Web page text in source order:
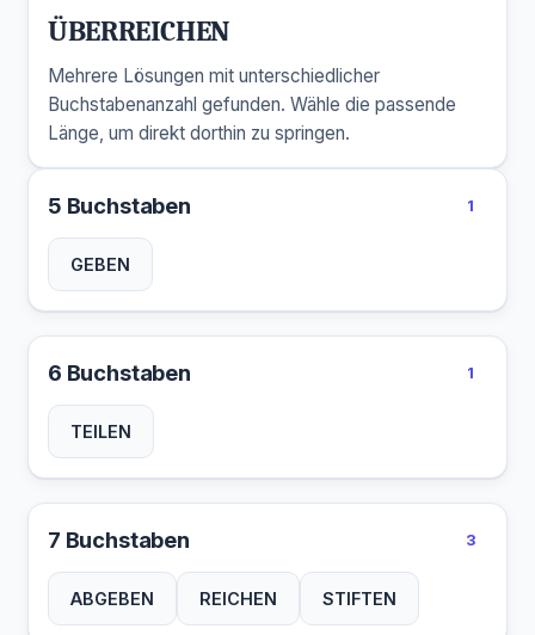
ÜBERREICHEN
Mehrere Lösungen mit unterschiedlicher
Buchstabenanzahl gefunden. Wähle die passende
Länge, um direkt dorthin zu springen.
5 Buchstaben 1
GEBEN
6 Buchstaben 1
TEILEN
7 Buchstaben 3
ABGEBEN REICHEN STIFTEN